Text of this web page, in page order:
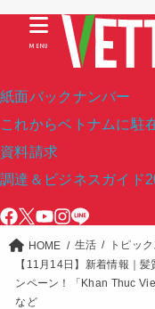
紙面バックナンバー
これからベトナムに駐
資料請求
調達＆ビジネスガイド
MENU
HOME 生活
トピック
【11月14日】新着情報｜
ンペーン！「Khan Thuc
など